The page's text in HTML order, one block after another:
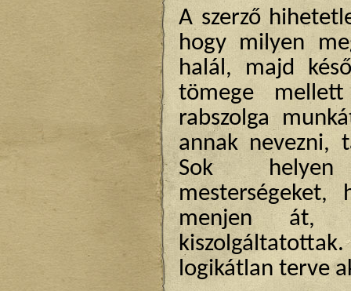
A szerző
hogy milyen
halál, majd
tömege
rabszolga
annak nevezni,
Sok
menjen át,
logikátlan terve